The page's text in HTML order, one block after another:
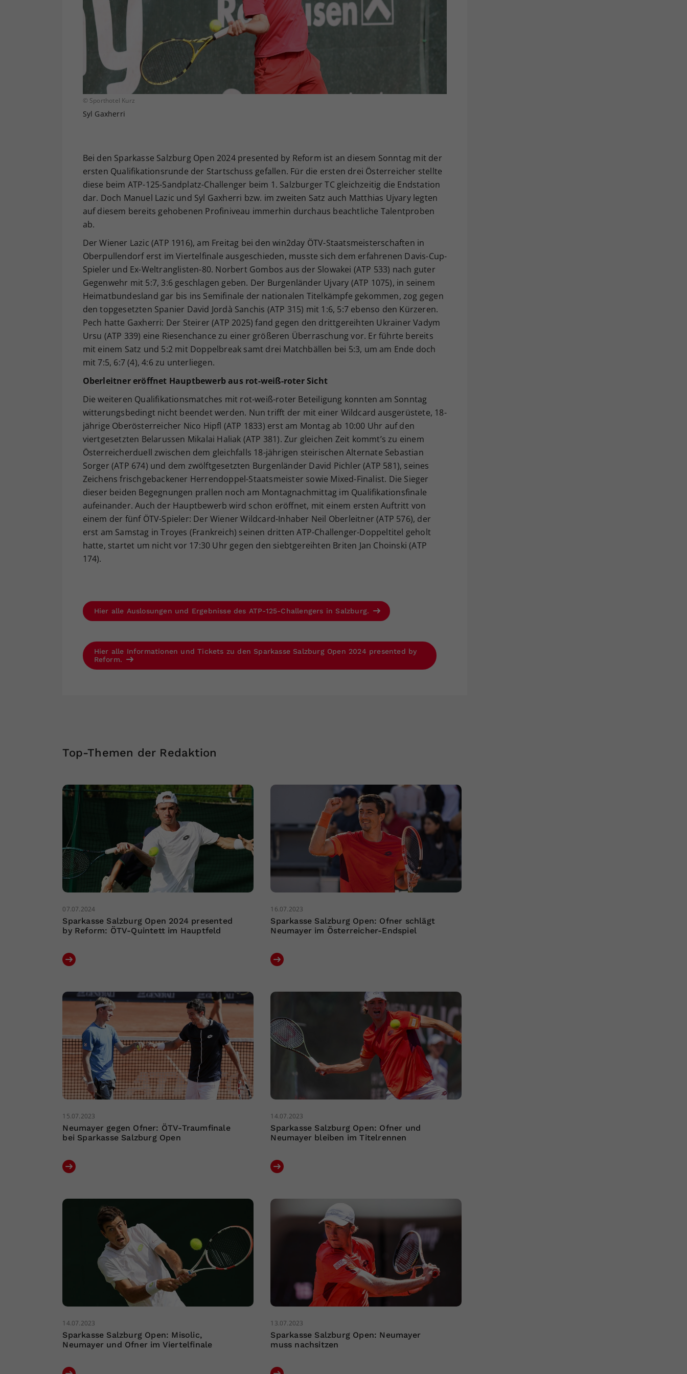
© Sporthotel Kurz
Syl Gaxherri
Bei den Sparkasse Salzburg Open 2024 presented by Reform ist an diesem Sonntag mit der
ersten Qualifikationsrunde der Startschuss gefallen. Für die ersten drei Österreicher stellte
diese beim ATP-125-Sandplatz-Challenger beim 1. Salzburger TC gleichzeitig die Endstation
dar. Doch Manuel Lazic und Syl Gaxherri bzw. im zweiten Satz auch Matthias Ujvary legten
auf diesem bereits gehobenen Profiniveau immerhin durchaus beachtliche Talentproben
ab.
Der Wiener Lazic (ATP 1916), am Freitag bei den win2day ÖTV-Staatsmeisterschaften in
Oberpullendorf erst im Viertelfinale ausgeschieden, musste sich dem erfahrenen Davis-Cup-
Spieler und Ex-Weltranglisten-80. Norbert Gombos aus der Slowakei (ATP 533) nach guter
Gegenwehr mit 5:7, 3:6 geschlagen geben. Der Burgenländer Ujvary (ATP 1075), in seinem
Heimatbundesland gar bis ins Semifinale der nationalen Titelkämpfe gekommen, zog gegen
den topgesetzten Spanier David Jordà Sanchis (ATP 315) mit 1:6, 5:7 ebenso den Kürzeren.
Pech hatte Gaxherri: Der Steirer (ATP 2025) fand gegen den drittgereihten Ukrainer Vadym
Ursu (ATP 339) eine Riesenchance zu einer größeren Überraschung vor. Er führte bereits
mit einem Satz und 5:2 mit Doppelbreak samt drei Matchbällen bei 5:3, um am Ende doch
mit 7:5, 6:7 (4), 4:6 zu unterliegen.
Oberleitner eröffnet Hauptbewerb aus rot-weiß-roter Sicht
Die weiteren Qualifikationsmatches mit rot-weiß-roter Beteiligung konnten am Sonntag
witterungsbedingt nicht beendet werden. Nun trifft der mit einer Wildcard ausgerüstete, 18-
jährige Oberösterreicher Nico Hipfl (ATP 1833) erst am Montag ab 10:00 Uhr auf den
viertgesetzten Belarussen Mikalai Haliak (ATP 381). Zur gleichen Zeit kommt’s zu einem
Österreicherduell zwischen dem gleichfalls 18-jährigen steirischen Alternate Sebastian
Sorger (ATP 674) und dem zwölftgesetzten Burgenländer David Pichler (ATP 581), seines
Zeichens frischgebackener Herrendoppel-Staatsmeister sowie Mixed-Finalist. Die Sieger
dieser beiden Begegnungen prallen noch am Montagnachmittag im Qualifikationsfinale
aufeinander. Auch der Hauptbewerb wird schon eröffnet, mit einem ersten Auftritt von
einem der fünf ÖTV-Spieler: Der Wiener Wildcard-Inhaber Neil Oberleitner (ATP 576), der
erst am Samstag in Troyes (Frankreich) seinen dritten ATP-Challenger-Doppeltitel geholt
hatte, startet um nicht vor 17:30 Uhr gegen den siebtgereihten Briten Jan Choinski (ATP
174).
Hier alle Auslosungen und Ergebnisse des ATP-125-Challengers in Salzburg.
Hier alle Informationen und Tickets zu den Sparkasse Salzburg Open 2024 presented by
Reform.
Top-Themen der Redaktion
07.07.2024
Sparkasse Salzburg Open 2024 presented
by Reform: ÖTV-Quintett im Hauptfeld
16.07.2023
Sparkasse Salzburg Open: Ofner schlägt
Neumayer im Österreicher-Endspiel
15.07.2023
Neumayer gegen Ofner: ÖTV-Traumfinale
bei Sparkasse Salzburg Open
14.07.2023
Sparkasse Salzburg Open: Ofner und
Neumayer bleiben im Titelrennen
14.07.2023
Sparkasse Salzburg Open: Misolic,
Neumayer und Ofner im Viertelfinale
13.07.2023
Sparkasse Salzburg Open: Neumayer
muss nachsitzen
Ihrer vorgenommen Einstellungen, falls der
Webseiten-Betreiber dies eingestellt hat.